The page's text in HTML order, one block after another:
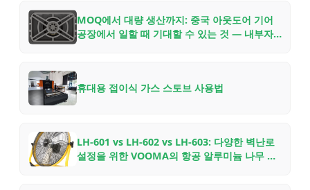
MOQ에서 대량 생산까지: 중국 아웃도어 기어
공장에서 일할 때 기대할 수 있는 것 — 내부자
휴대용 접이식 가스 스토브 사용법
LH-601 vs LH-602 vs LH-603: 다양한 벽난로
설정을 위한 VOOMA의 항공 알루미늄 나무 스